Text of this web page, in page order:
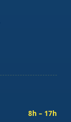
8h – 17h